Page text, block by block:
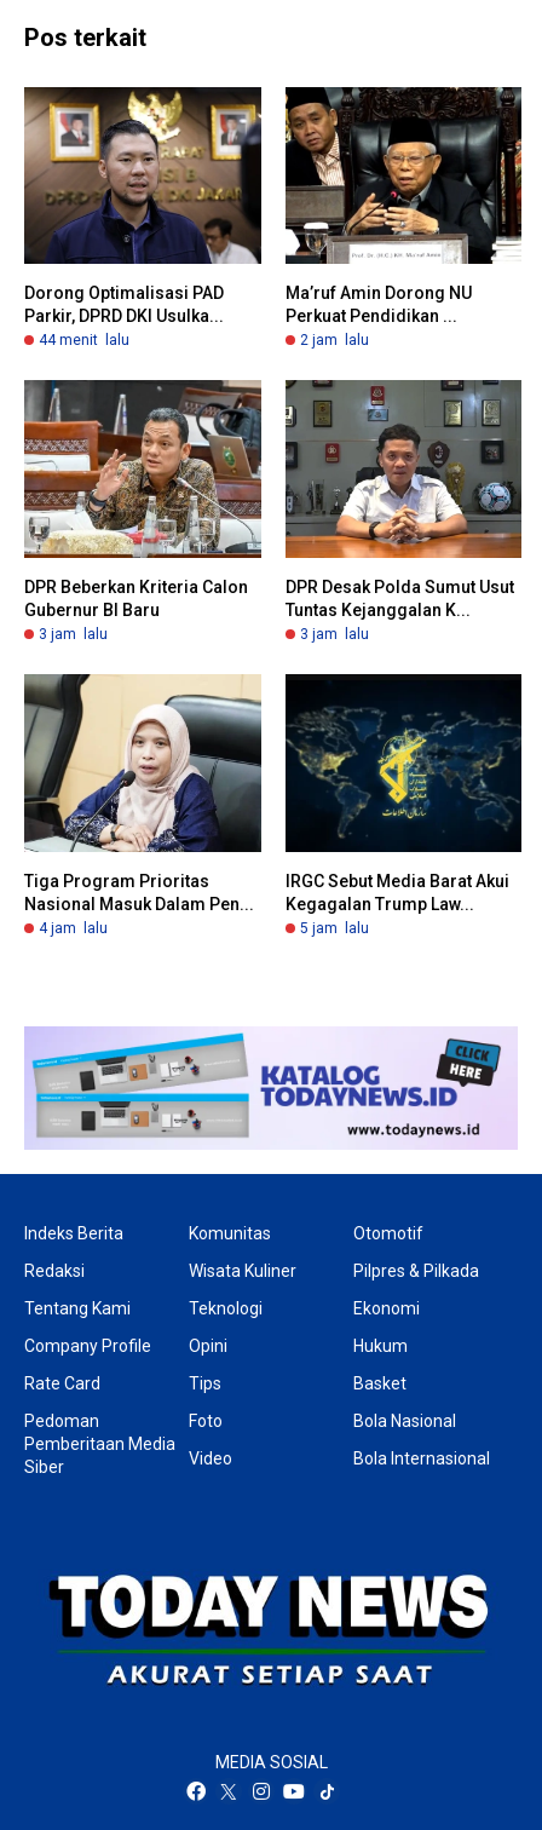
Pos terkait
Dorong Optimalisasi PAD
Parkir, DPRD DKI Usulka...
44 menit lalu
Ma’ruf Amin Dorong NU
Perkuat Pendidikan ...
2 jam lalu
DPR Beberkan Kriteria Calon
Gubernur BI Baru
3 jam lalu
DPR Desak Polda Sumut Usut
Tuntas Kejanggalan K...
3 jam lalu
Tiga Program Prioritas
Nasional Masuk Dalam Pen...
4 jam lalu
IRGC Sebut Media Barat Akui
Kegagalan Trump Law...
5 jam lalu
Indeks Berita
Redaksi
Tentang Kami
Company Profile
Rate Card
Pedoman
Pemberitaan Media
Siber
Komunitas
Wisata Kuliner
Teknologi
Opini
Tips
Foto
Video
Otomotif
Pilpres & Pilkada
Ekonomi
Hukum
Basket
Bola Nasional
Bola Internasional
MEDIA SOSIAL